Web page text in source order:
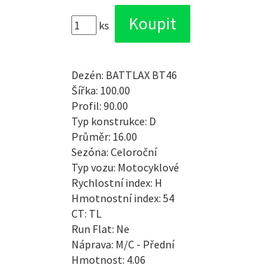
ks
Dezén: BATTLAX BT46
Šířka: 100.00
Profil: 90.00
Typ konstrukce: D
Průměr: 16.00
Sezóna: Celoroční
Typ vozu: Motocyklové
Rychlostní index: H
Hmotnostní index: 54
CT: TL
Run Flat: Ne
Náprava: M/C - Přední
Hmotnost: 4.06